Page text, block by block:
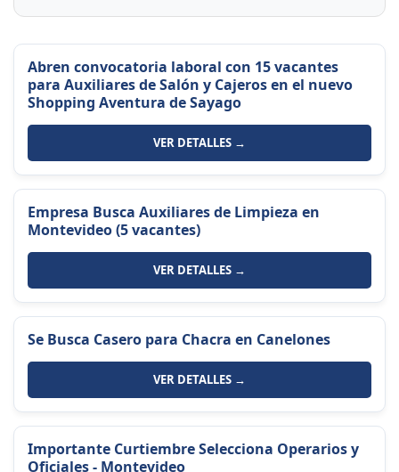
Abren convocatoria laboral con 15 vacantes
para Auxiliares de Salón y Cajeros en el nuevo
Shopping Aventura de Sayago
VER DETALLES →
Empresa Busca Auxiliares de Limpieza en
Montevideo (5 vacantes)
VER DETALLES →
Se Busca Casero para Chacra en Canelones
VER DETALLES →
Importante Curtiembre Selecciona Operarios y
Oficiales - Montevideo